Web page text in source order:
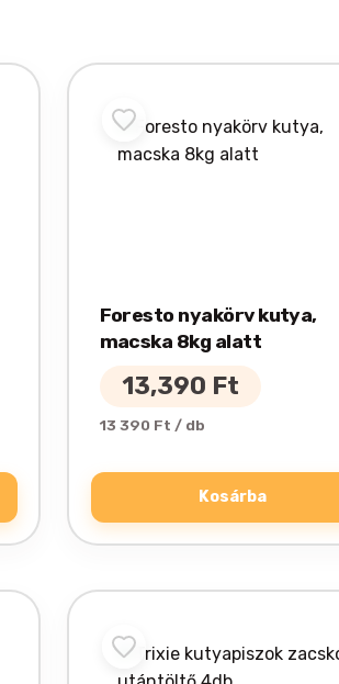
Foresto nyakörv kutya,
macska 8kg alatt
13,390 Ft
13 390 Ft / db
Kosárba